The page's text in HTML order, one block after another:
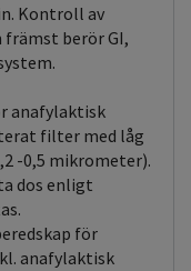
Kontroll av
berör GI,
anafylaktisk
filter med låg
-0,5 mikrometer).
dos enligt
för
anafylaktisk